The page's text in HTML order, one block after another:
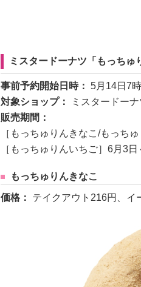
ミスタードーナツ「もっちゅ
事前予約開始日時： 5月14日7
対象ショップ：
ミスタードー
販売期間：
［もっちゅりんきなこ/もっち
［もっちゅりんいちご］6月3
もっちゅりんきなこ
価格： テイクアウト216円、イ